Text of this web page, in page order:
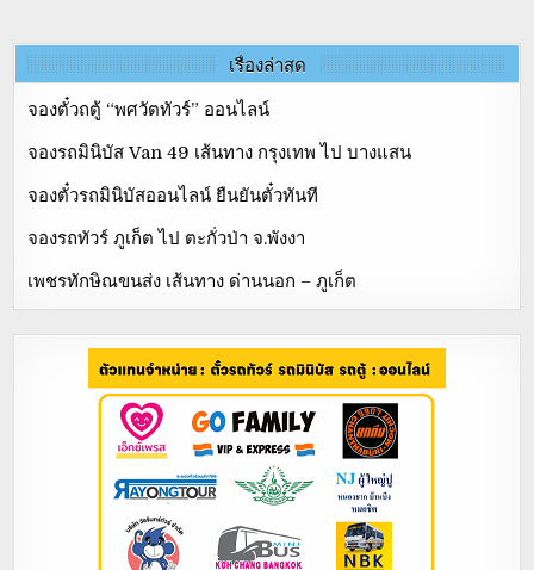
เรื่องล่าสุด
จองตั๋วถตู้ “พศวัตทัวร์” ออนไลน์
จองรถมินิบัส Van 49 เส้นทาง กรุงเทพ ไป บางแสน
จองตั๋วรถมินิบัสออนไลน์ ยืนยันตั๋วทันที
จองรถทัวร์ ภูเก็ต ไป ตะกั่วป่า จ.พังงา
เพชรทักษิณขนส่ง เส้นทาง ด่านนอก – ภูเก็ต